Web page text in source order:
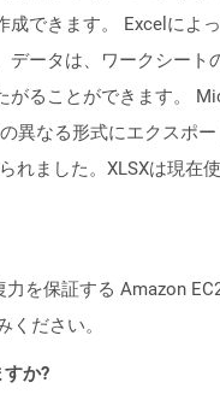
できます。 Excelによ
ータは、ワークシー
ることができます。
異なる形式にエクス
れました。XLSXは現
を保証する Amazon
ださい。
か?